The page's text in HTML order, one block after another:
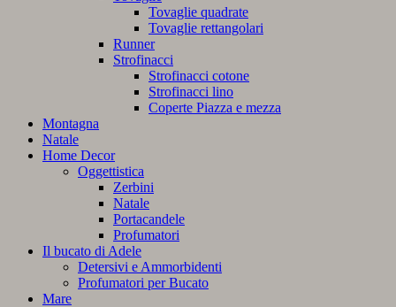
Tovaglie quadrate
Tovaglie rettangolari
Runner
Strofinacci
Strofinacci cotone
Strofinacci lino
Coperte Piazza e mezza
Montagna
Natale
Home Decor
Oggettistica
Zerbini
Natale
Portacandele
Profumatori
Il bucato di Adele
Detersivi e Ammorbidenti
Profumatori per Bucato
Mare